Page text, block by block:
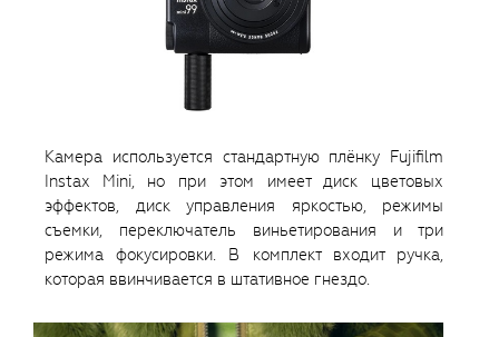
Камера используется стандартную плёнку Fujifilm
Instax Mini, но при этом имеет диск цветовых
эффектов, диск управления яркостью, режимы
съемки, переключатель виньетирования и три
режима фокусировки. В комплект входит ручка,
которая ввинчивается в штативное гнездо.